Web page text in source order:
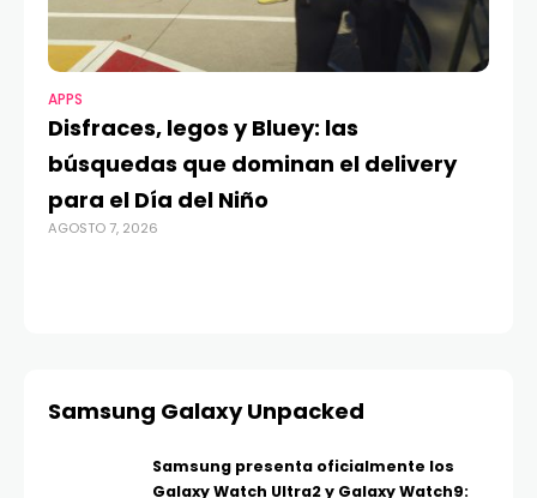
APPS
Disfraces, legos y Bluey: las
búsquedas que dominan el delivery
para el Día del Niño
AGOSTO 7, 2026
Samsung Galaxy Unpacked
Samsung presenta oficialmente los
Galaxy Watch Ultra2 y Galaxy Watch9: